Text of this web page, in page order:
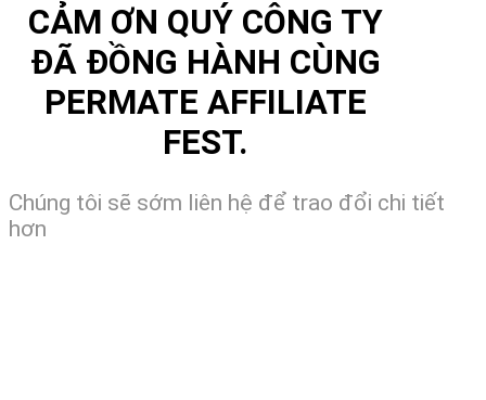
CẢM ƠN QUÝ CÔNG TY
ĐÃ ĐỒNG HÀNH CÙNG
PERMATE AFFILIATE
FEST.
Chúng tôi sẽ sớm liên hệ để trao đổi chi tiết
hơn